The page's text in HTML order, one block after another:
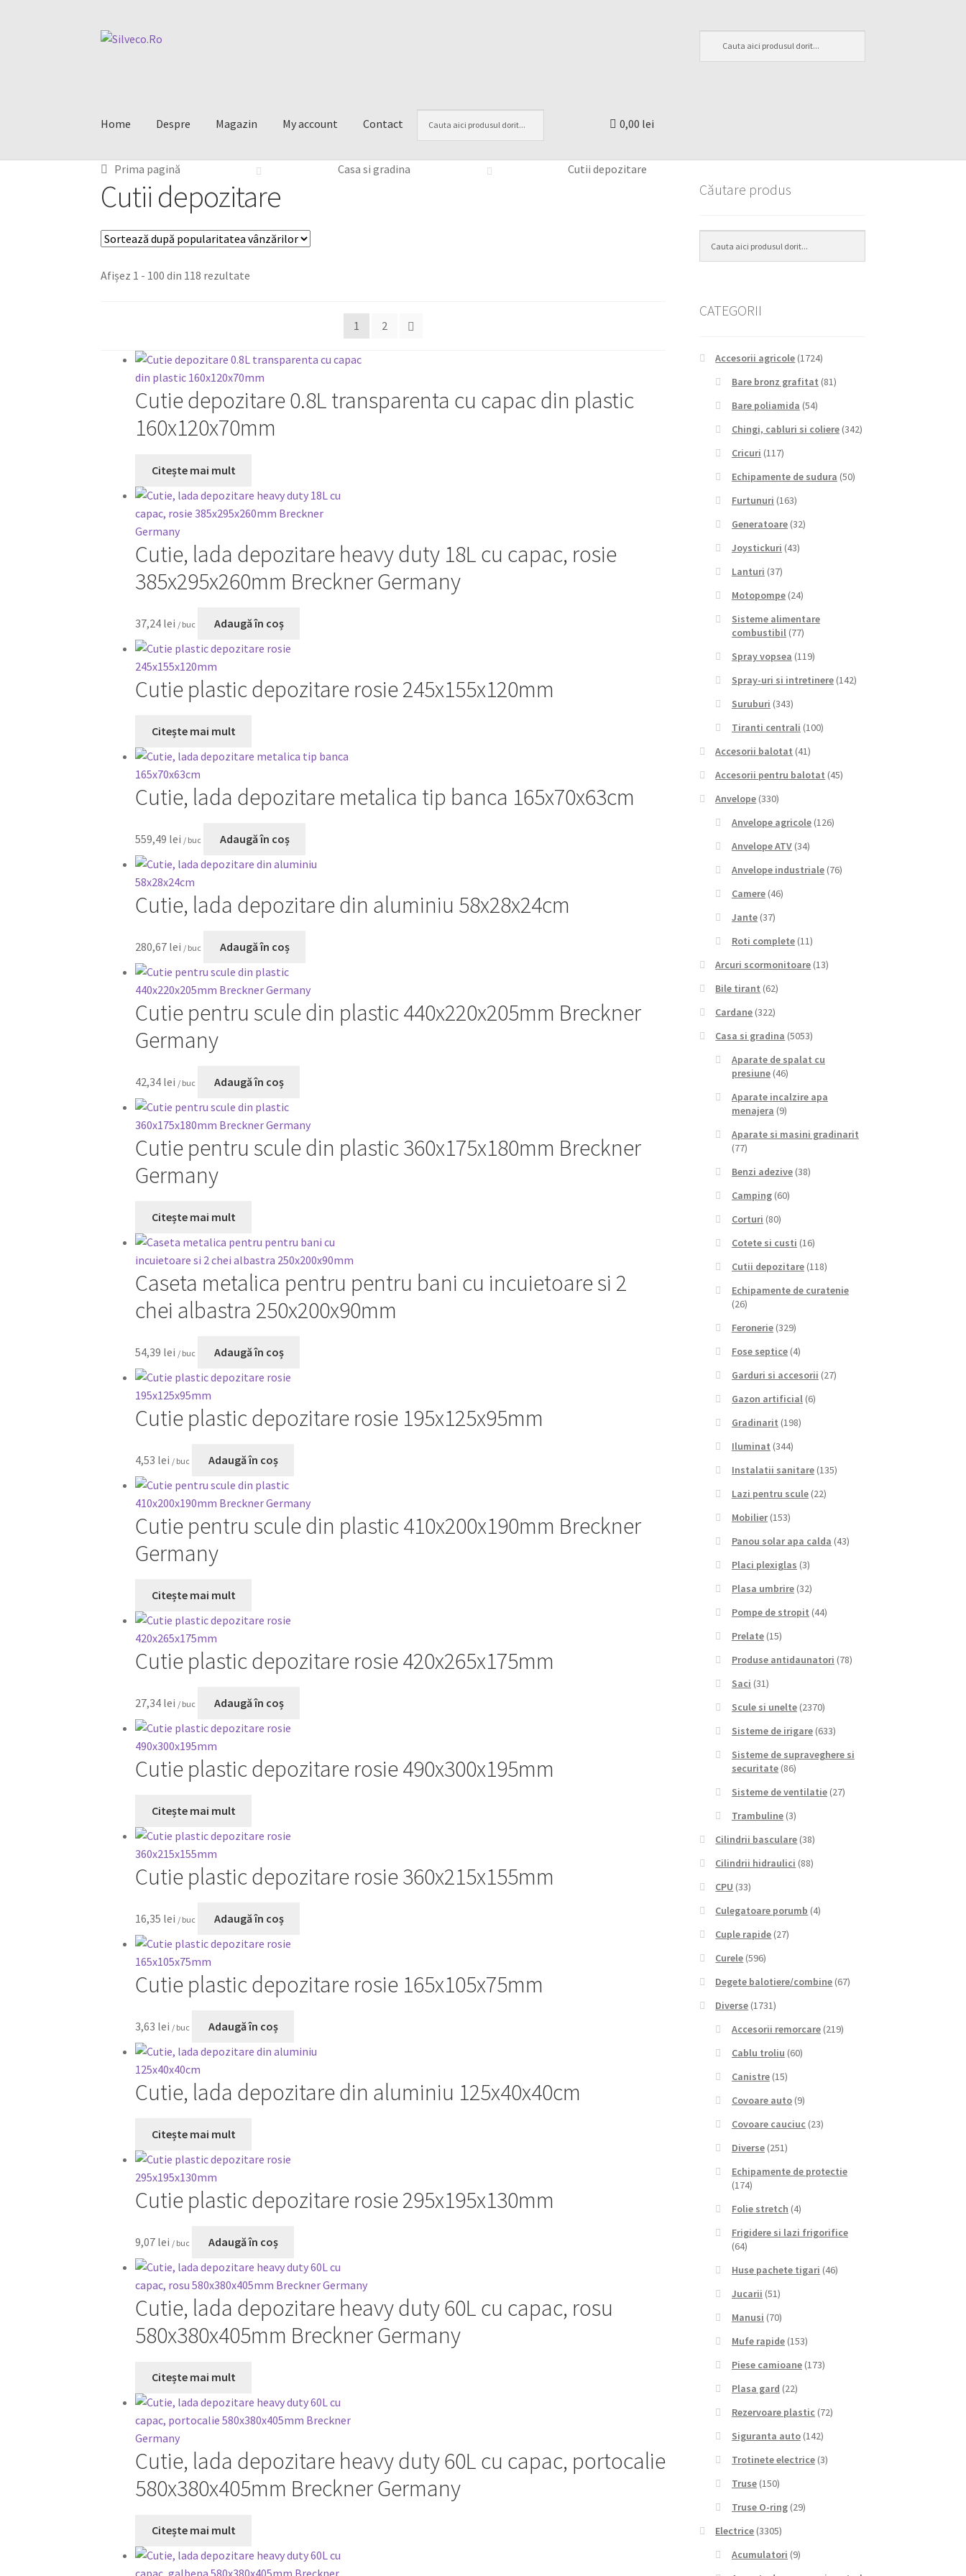
Home Despre Magazin My account Contact 0,00 lei
Prima pagină Casa si gradina Cutii depozitare
Cutii depozitare
Afișez 1 - 100 din 118 rezultate
1 2
Cutie depozitare 0.8L transparenta cu capac din plastic
160x120x70mm
Citește mai mult
Cutie, lada depozitare heavy duty 18L cu capac, rosie
385x295x260mm Breckner Germany
37,24 lei / buc Adaugă în coș
Cutie plastic depozitare rosie 245x155x120mm
Citește mai mult
Cutie, lada depozitare metalica tip banca 165x70x63cm
559,49 lei / buc Adaugă în coș
Cutie, lada depozitare din aluminiu 58x28x24cm
280,67 lei / buc Adaugă în coș
Cutie pentru scule din plastic 440x220x205mm Breckner
Germany
42,34 lei / buc Adaugă în coș
Cutie pentru scule din plastic 360x175x180mm Breckner
Germany
Citește mai mult
Caseta metalica pentru pentru bani cu incuietoare si 2
chei albastra 250x200x90mm
54,39 lei / buc Adaugă în coș
Cutie plastic depozitare rosie 195x125x95mm
4,53 lei / buc Adaugă în coș
Cutie pentru scule din plastic 410x200x190mm Breckner
Germany
Citește mai mult
Cutie plastic depozitare rosie 420x265x175mm
27,34 lei / buc Adaugă în coș
Cutie plastic depozitare rosie 490x300x195mm
Citește mai mult
Cutie plastic depozitare rosie 360x215x155mm
16,35 lei / buc Adaugă în coș
Cutie plastic depozitare rosie 165x105x75mm
3,63 lei / buc Adaugă în coș
Cutie, lada depozitare din aluminiu 125x40x40cm
Citește mai mult
Cutie plastic depozitare rosie 295x195x130mm
9,07 lei / buc Adaugă în coș
Cutie, lada depozitare heavy duty 60L cu capac, rosu
580x380x405mm Breckner Germany
Citește mai mult
Cutie, lada depozitare heavy duty 60L cu capac, portocalie
580x380x405mm Breckner Germany
Citește mai mult
Căutare produs
CATEGORII
Accesorii agricole (1724)
Bare bronz grafitat (81)
Bare poliamida (54)
Chingi, cabluri si coliere (342)
Cricuri (117)
Echipamente de sudura (50)
Furtunuri (163)
Generatoare (32)
Joystickuri (43)
Lanturi (37)
Motopompe (24)
Sisteme alimentare
combustibil (77)
Spray vopsea (119)
Spray-uri si intretinere (142)
Suruburi (343)
Tiranti centrali (100)
Accesorii balotat (41)
Accesorii pentru balotat (45)
Anvelope (330)
Anvelope agricole (126)
Anvelope ATV (34)
Anvelope industriale (76)
Camere (46)
Jante (37)
Roti complete (11)
Arcuri scormonitoare (13)
Bile tirant (62)
Cardane (322)
Casa si gradina (5053)
Aparate de spalat cu
presiune (46)
Aparate incalzire apa
menajera (9)
Aparate si masini gradinarit
(77)
Benzi adezive (38)
Camping (60)
Corturi (80)
Cotete si custi (16)
Cutii depozitare (118)
Echipamente de curatenie
(26)
Feronerie (329)
Fose septice (4)
Garduri si accesorii (27)
Gazon artificial (6)
Gradinarit (198)
Iluminat (344)
Instalatii sanitare (135)
Lazi pentru scule (22)
Mobilier (153)
Panou solar apa calda (43)
Placi plexiglas (3)
Plasa umbrire (32)
Pompe de stropit (44)
Prelate (15)
Produse antidaunatori (78)
Saci (31)
Scule si unelte (2370)
Sisteme de irigare (633)
Sisteme de supraveghere si
securitate (86)
Sisteme de ventilatie (27)
Trambuline (3)
Cilindrii basculare (38)
Cilindrii hidraulici (88)
CPU (33)
Culegatoare porumb (4)
Cuple rapide (27)
Curele (596)
Degete balotiere/combine (67)
Diverse (1731)
Accesorii remorcare (219)
Cablu troliu (60)
Canistre (15)
Covoare auto (9)
Covoare cauciuc (23)
Diverse (251)
Echipamente de protectie
(174)
Folie stretch (4)
Frigidere si lazi frigorifice
(64)
Huse pachete tigari (46)
Jucarii (51)
Manusi (70)
Mufe rapide (153)
Piese camioane (173)
Plasa gard (22)
Rezervoare plastic (72)
Siguranta auto (142)
Trotinete electrice (3)
Truse (150)
Truse O-ring (29)
Electrice (3305)
Acumulatori (9)